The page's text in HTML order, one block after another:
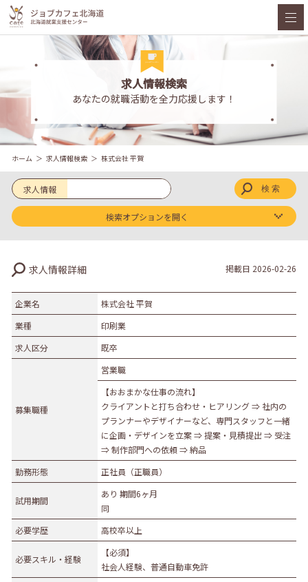
求人情報検索
あなたの就職活動を全力応援します！
ホーム 求人情報検索 株式会社 平賀
求人情報
検索オプションを開く
業種
農林水産業
建設業
食品製造業
その他の製造業
通信業・情報サービス業
運輸業
卸売・小売業
百貨店・スーパーマーケット
自動車販売・修理
衣服等身の回り品小売業
医薬品小売業
教育・学習支援業
医療業
求人情報詳細 掲載日 2026-02-26
企業名
株式会社 平賀
業種
印刷業
求人区分
既卒
募集職種
営業職
【おおまかな仕事の流れ】
クライアントと打ち合わせ・ヒアリング ⇒ 社内の
プランナーやデザイナーなど、専門スタッフと一緒
に企画・デザインを立案 ⇒ 提案・見積提出 ⇒ 受注
⇒ 制作部門への依頼 ⇒ 納品
勤務形態
正社員（正職員）
試用期間
あり 期間6ヶ月
同
必要学歴
高校卒以上
必要スキル・経験
【必須】
社会人経験、普通自動車免許